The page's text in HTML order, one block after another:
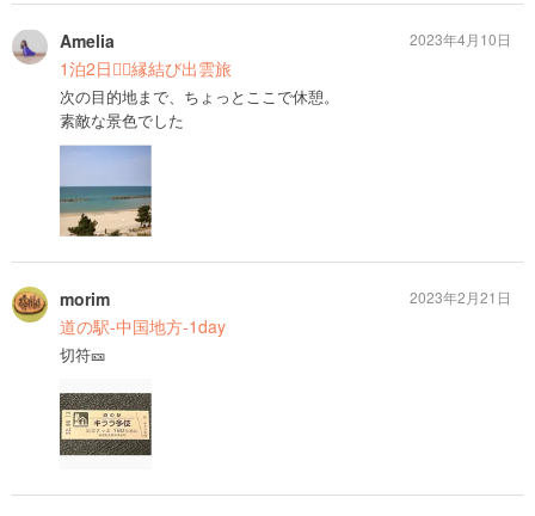
Amelia
1泊2日❤️‍🔥縁結び出雲旅
次の目的地まで、ちょっとここで休憩。
素敵な景色でした
2023年4月10日
morim
道の駅-中国地方-1day
切符🎫
2023年2月21日